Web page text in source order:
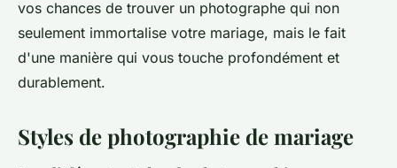
vos chances de trouver un photographe qui non
seulement immortalise votre mariage, mais le fait
d'une manière qui vous touche profondément et
durablement.
Styles de photographie de mariage